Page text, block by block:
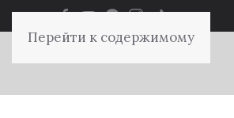
Перейти к содержимому